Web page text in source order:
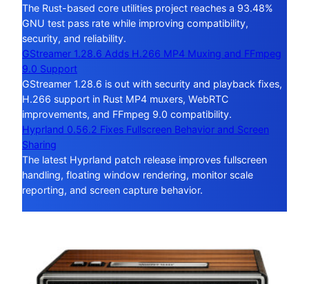
The Rust-based core utilities project reaches a 93.48%
GNU test pass rate while improving compatibility,
security, and reliability.
GStreamer 1.28.6 Adds H.266 MP4 Muxing and FFmpeg
9.0 Support
GStreamer 1.28.6 is out with security and playback fixes,
H.266 support in Rust MP4 muxers, WebRTC
improvements, and FFmpeg 9.0 compatibility.
Hyprland 0.56.2 Fixes Fullscreen Behavior and Screen
Sharing
The latest Hyprland patch release improves fullscreen
handling, floating window rendering, monitor scale
reporting, and screen capture behavior.